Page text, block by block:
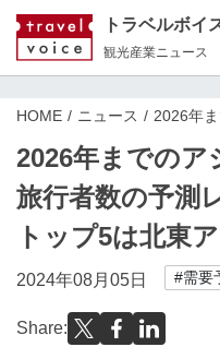
トラベルボイ
観光産業ニュース
HOME ニュース 2026年
2026年までのア
旅行者数の予測
トップ5は北東
2024年08月05日 #需要
Share: